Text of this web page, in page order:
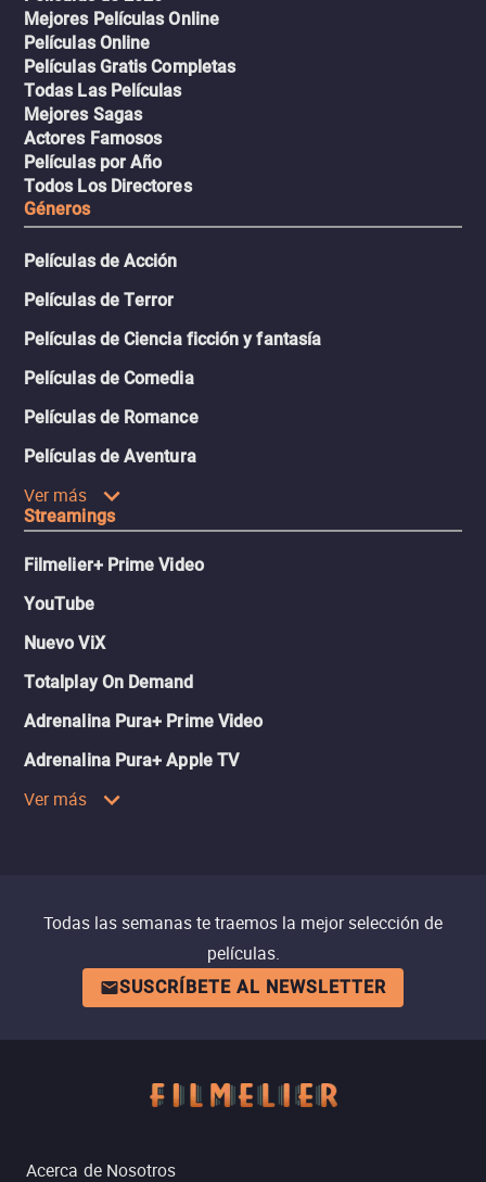
Mejores Películas Online
Películas Online
Películas Gratis Completas
Todas Las Películas
Mejores Sagas
Actores Famosos
Películas por Año
Todos Los Directores
Géneros
Películas de Acción
Películas de Terror
Películas de Ciencia ficción y fantasía
Películas de Comedia
Películas de Romance
Películas de Aventura
Ver más
Streamings
Filmelier+ Prime Video
YouTube
Nuevo ViX
Totalplay On Demand
Adrenalina Pura+ Prime Video
Adrenalina Pura+ Apple TV
Ver más
Todas las semanas te traemos la mejor selección de
películas.
SUSCRÍBETE AL NEWSLETTER
Acerca de Nosotros